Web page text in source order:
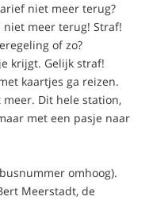
niet meer terug?
niet meer terug! Straf!
of zo?
krijgt. Gelijk straf!
kaartjes ga reizen.
Dit hele station,
met een pasje naar
omhoog).
Meerstadt, de